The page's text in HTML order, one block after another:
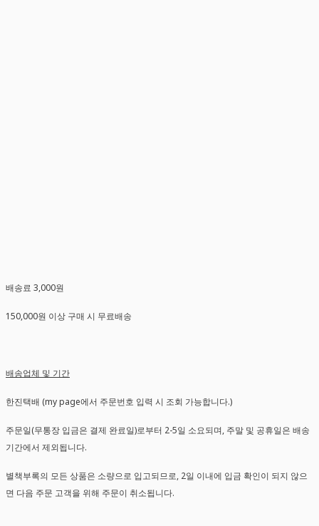
배송료 3,000원
150,000원 이상 구매 시 무료배송
배송업체 및 기간
한진택배 (my page에서 주문번호 입력 시 조회 가능합니다.)
주문일(무통장 입금은 결제 완료일)로부터 2-5일 소요되며, 주말 및 공휴일은 배송
기간에서 제외됩니다.
별책부록의 모든 상품은 소량으로 입고되므로, 2일 이내에 입금 확인이 되지 않으
면 다음 주문 고객을 위해 주문이 취소됩니다.